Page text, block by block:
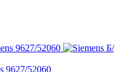
Б/
9627/52060